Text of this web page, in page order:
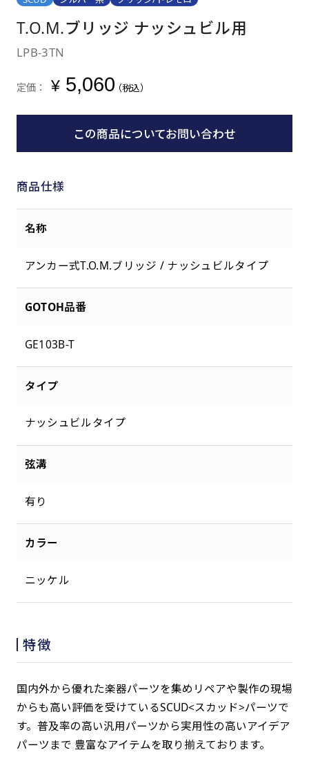
T.O.M.ブリッジ ナッシュビル用
LPB-3TN
定価： ¥5,060（税込）
この商品についてお問い合わせ
商品仕様
名称
アンカー式T.O.M.ブリッジ / ナッシュビルタイプ
GOTOH品番
GE103B-T
タイプ
ナッシュビルタイプ
弦溝
有り
カラー
ニッケル
特徴
国内外から優れた楽器パーツを集めリペアや製作の現場
からも高い評価を受けているSCUD<スカッド>パーツで
す。普及率の高い汎用パーツから実用性の高いアイデア
パーツまで 豊富なアイテムを取り揃えております。